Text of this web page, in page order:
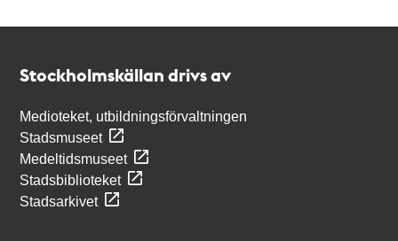
Stockholmskällan drivs av
Medioteket, utbildningsförvaltningen
Stadsmuseet
Medeltidsmuseet
Stadsbiblioteket
Stadsarkivet